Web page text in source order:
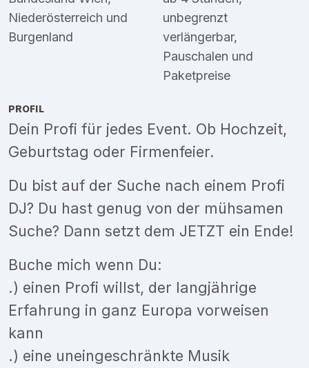
Niederösterreich und
Burgenland
unbegrenzt
verlängerbar,
Pauschalen und
Paketpreise
PROFIL
Dein Profi für jedes Event. Ob Hochzeit,
Geburtstag oder Firmenfeier.
Du bist auf der Suche nach einem Profi
DJ? Du hast genug von der mühsamen
Suche? Dann setzt dem JETZT ein Ende!
Buche mich wenn Du:
.) einen Profi willst, der langjährige
Erfahrung in ganz Europa vorweisen
kann
.) eine uneingeschränkte Musik